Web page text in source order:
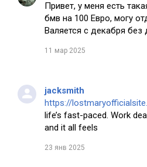
Привет, у меня есть
бмв на 100 Евро, могу
Валяется с декабря без
11 мар 2025
jacksmith
https://
life’s fast-paced. Work
and it all feels
23 янв 2025